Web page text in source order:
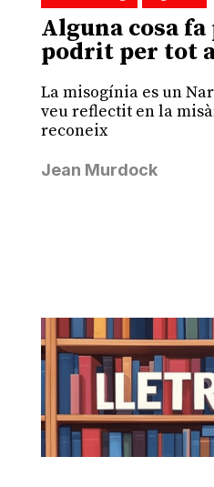
Alguna cosa
podrit per tot
La misogínia es un
veu reflectit en la
reconeix
Jean Murdock